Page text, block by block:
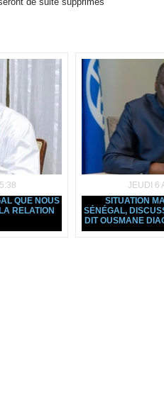
QUE NOUS
RELATION
JEUDI 6
SITUATION
SÉNÉGAL,
DIT OUSMANE